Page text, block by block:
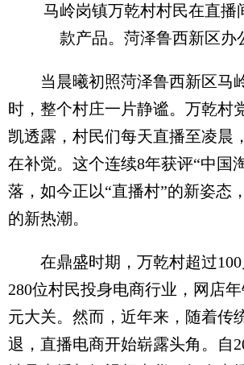
马岭岗镇万乾村村民在直播
款产品。菏泽鲁西新区办
当晨曦初照菏泽鲁西新区马
时，整个村庄一片静谧。万乾村
凯透露，村民们每天直播至凌晨
在补觉。这个连续8年获评“中国
落，如今正以“直播村”的新姿态
的新热潮。
在鼎盛时期，万乾村超过100
280位村民投身电商行业，网店
元大关。然而，近年来，随着传
退，直播电商开始崭露头角。自